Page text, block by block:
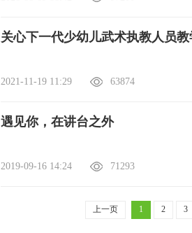
关心下一代少幼儿武术执教人员
2021-11-19 11:29 63874
遇见你，在讲台之外
2019-09-16 14:24 71293
上一页 1 2 3